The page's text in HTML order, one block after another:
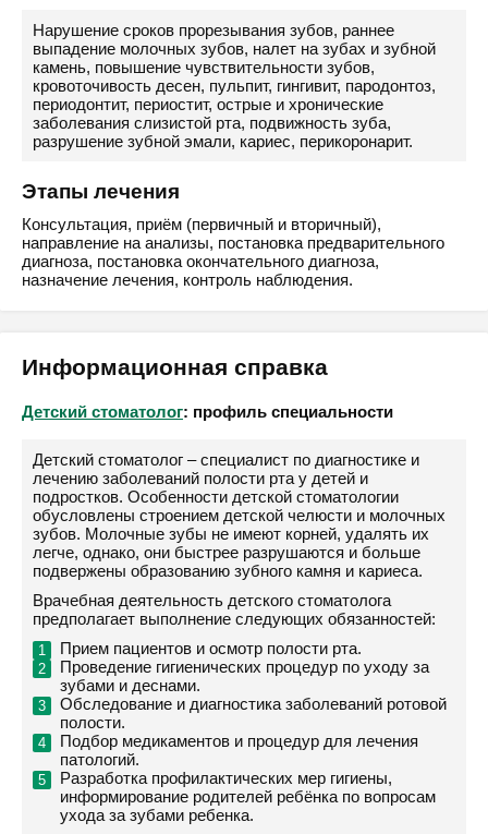
Нарушение сроков прорезывания зубов, раннее
выпадение молочных зубов, налет на зубах и зубной
камень, повышение чувствительности зубов,
кровоточивость десен, пульпит, гингивит, пародонтоз,
периодонтит, периостит, острые и хронические
заболевания слизистой рта, подвижность зуба,
разрушение зубной эмали, кариес, перикоронарит.
Этапы лечения
Консультация, приём (первичный и вторичный),
направление на анализы, постановка предварительного
диагноза, постановка окончательного диагноза,
назначение лечения, контроль наблюдения.
Информационная справка
Детский стоматолог: профиль специальности
Детский стоматолог – специалист по диагностике и
лечению заболеваний полости рта у детей и
подростков. Особенности детской стоматологии
обусловлены строением детской челюсти и молочных
зубов. Молочные зубы не имеют корней, удалять их
легче, однако, они быстрее разрушаются и больше
подвержены образованию зубного камня и кариеса.
Врачебная деятельность детского стоматолога
предполагает выполнение следующих обязанностей:
Прием пациентов и осмотр полости рта.
Проведение гигиенических процедур по уходу за
зубами и деснами.
Обследование и диагностика заболеваний ротовой
полости.
Подбор медикаментов и процедур для лечения
патологий.
Разработка профилактических мер гигиены,
информирование родителей ребёнка по вопросам
ухода за зубами ребенка.